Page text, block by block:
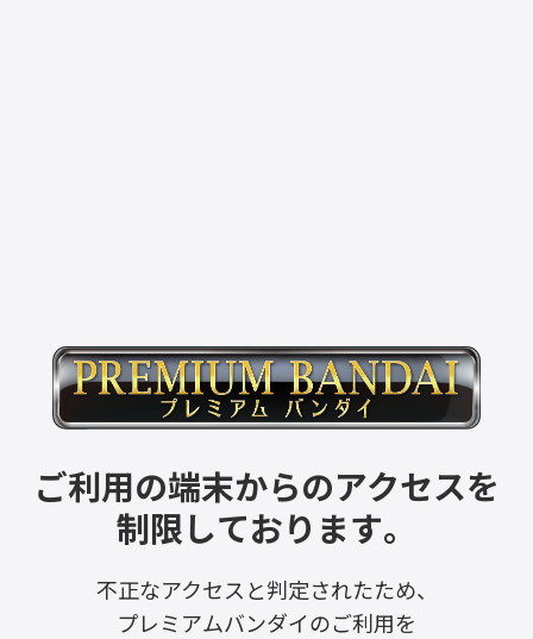
ご利用の端末からのアクセスを
制限しております。
不正なアクセスと判定されたため、
プレミアムバンダイのご利用を